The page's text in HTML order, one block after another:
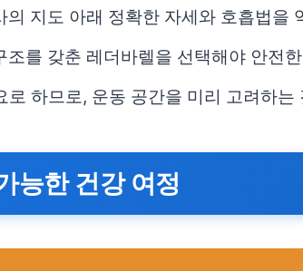
지도 아래 정확한 자세와 호흡법을
조를 갖춘 레더바렐을 선택해야 안전
하므로, 운동 공간을 미리 고려하는
능한 건강 여정